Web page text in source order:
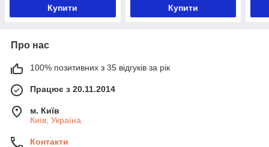
Купити Купити
Про нас
100% позитивних з 35 відгуків за рік
Працює з 20.11.2014
м. Київ
Київ, Україна
Контакти